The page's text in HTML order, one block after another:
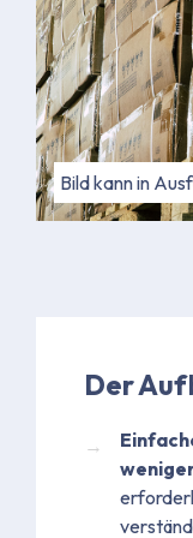
Bild kann in
Der